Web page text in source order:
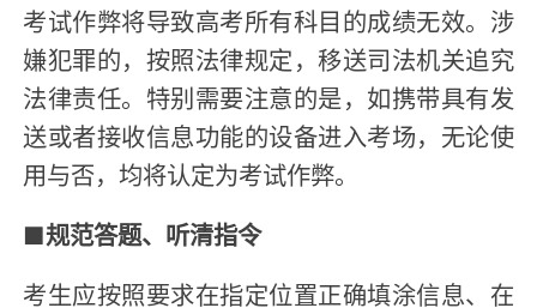
考试作弊将导致高考所有科目的成绩无效。涉
嫌犯罪的，按照法律规定，移送司法机关追究
法律责任。特别需要注意的是，如携带具有发
送或者接收信息功能的设备进入考场，无论使
用与否，均将认定为考试作弊。
■规范答题、听清指令
考生应按照要求在指定位置正确填涂信息、在